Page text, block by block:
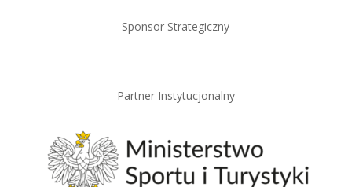
Sponsor Strategiczny
Partner Instytucjonalny